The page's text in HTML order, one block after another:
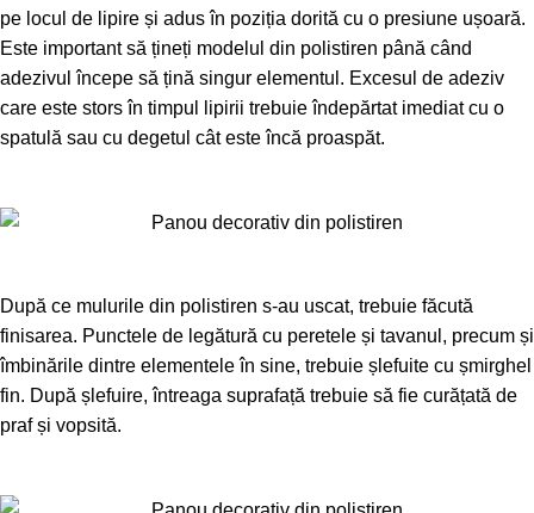
pe locul de lipire și adus în poziția dorită cu o presiune ușoară.
Este important să țineți modelul din polistiren până când
adezivul începe să țină singur elementul. Excesul de adeziv
care este stors în timpul lipirii trebuie îndepărtat imediat cu o
spatulă sau cu degetul cât este încă proaspăt.
După ce mulurile din polistiren s-au uscat, trebuie făcută
finisarea. Punctele de legătură cu peretele și tavanul, precum și
îmbinările dintre elementele în sine, trebuie șlefuite cu șmirghel
fin. După șlefuire, întreaga suprafață trebuie să fie curățată de
praf și vopsită.